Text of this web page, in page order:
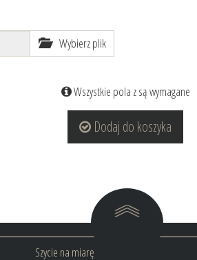
Wybierz plik
Wszystkie pola z są wymagane
Dodaj do koszyka
Szycie na miarę